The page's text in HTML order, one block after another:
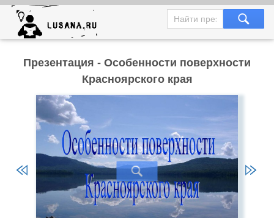
Презентация - Особенности поверхности
Красноярского края